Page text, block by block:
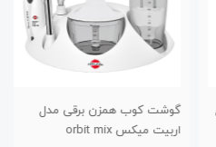
گوشت کوب همزن برقی مدل
اربیت میکس orbit mix